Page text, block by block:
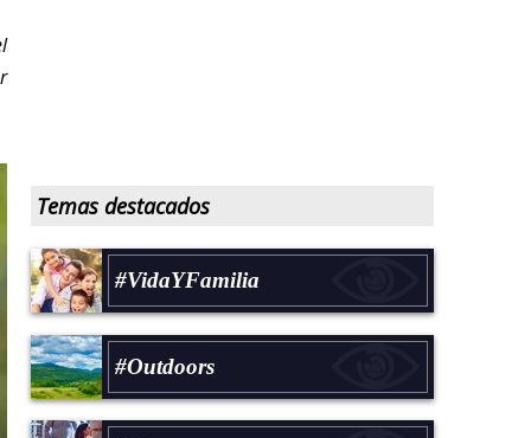
Temas destacados
#VidaYFamilia
#Outdoors